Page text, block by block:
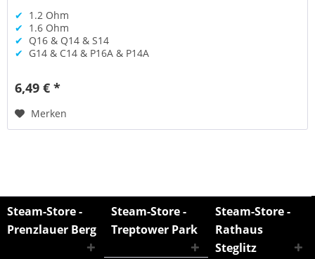
✔ 1.2 Ohm
✔ 1.6 Ohm
✔ Q16 & Q14 & S14
✔ G14 & C14 & P16A & P14A
6,49 € *
Merken
Steam-Store -
Prenzlauer Berg
Steam-Store -
Treptower Park
Steam-Store -
Rathaus
Steglitz